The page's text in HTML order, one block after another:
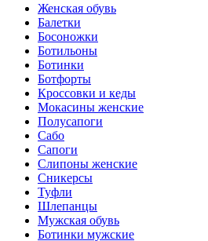
Женская обувь
Балетки
Босоножки
Ботильоны
Ботинки
Ботфорты
Кроссовки и кеды
Мокасины женские
Полусапоги
Сабо
Сапоги
Слипоны женские
Сникерсы
Туфли
Шлепанцы
Мужская обувь
Ботинки мужские